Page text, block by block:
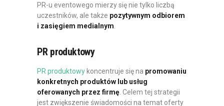
PR-u eventowego mierzy się nie tylko liczbą
uczestników, ale także pozytywnym odbiorem
i zasięgiem medialnym
PR produktowy
PR produktowy koncentruje się na promowaniu
konkretnych produktów lub usług
oferowanych przez firmę . Celem tej strategii
jest zwiększenie świadomości na temat oferty